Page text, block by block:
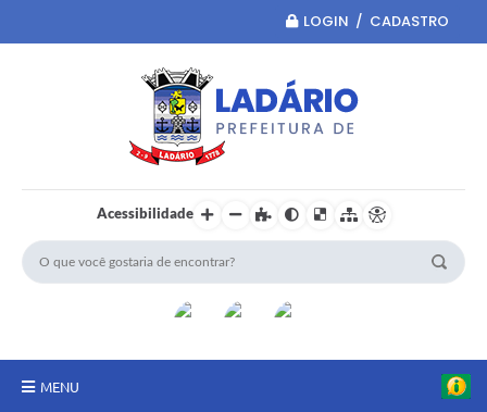
LOGIN / CADASTRO
Acessibilidade
MENU